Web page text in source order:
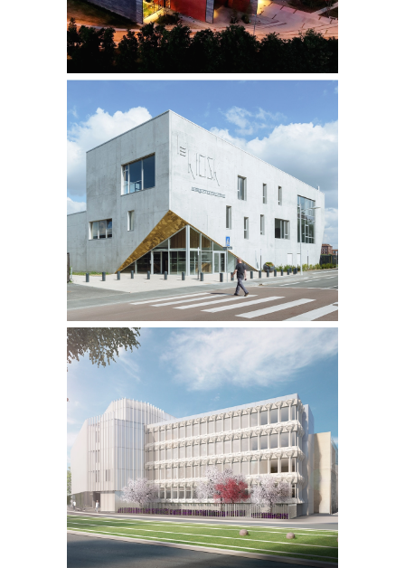
LE KIOSK
CONSTRUCTION DE LA
NOUVELLE SALLE
POLYVALENTE, ÉCOLE DE
MUSIQUE ET DE DANSE
MARQUETTE-LEZ-LILLE | 59
RÉHABILITATION DU
TRIBUNAL DE GRANDE
INSTANCE
VALENCIENNES | 59